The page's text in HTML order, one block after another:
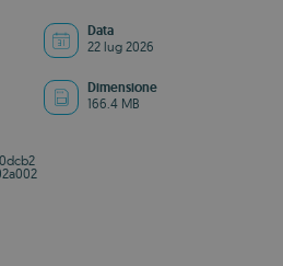
Data
22 lug 2026
Dimensione
166.4 MB